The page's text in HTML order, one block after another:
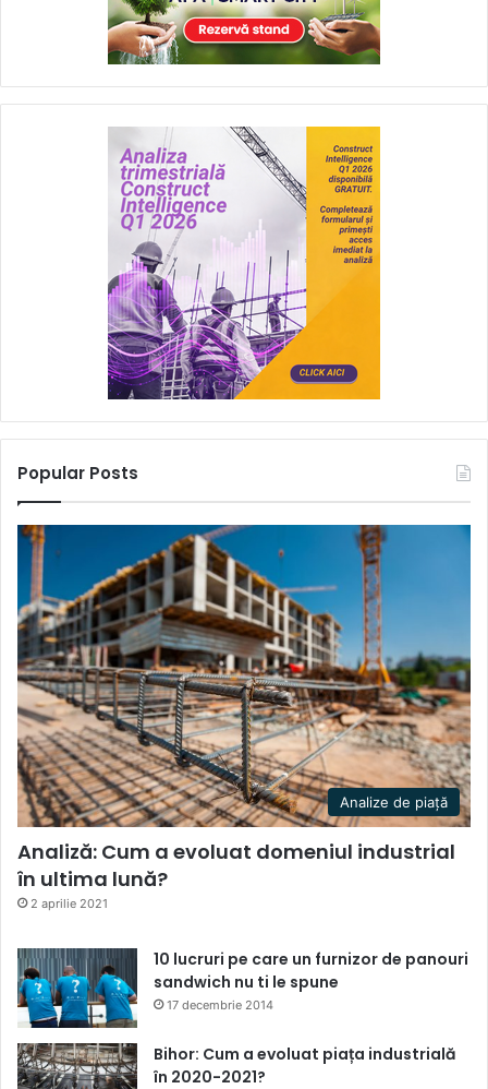
Popular Posts
Analize de piață
Analiză: Cum a evoluat domeniul industrial
în ultima lună?
2 aprilie 2021
10 lucruri pe care un furnizor de panouri
sandwich nu ti le spune
17 decembrie 2014
Bihor: Cum a evoluat piața industrială
în 2020-2021?